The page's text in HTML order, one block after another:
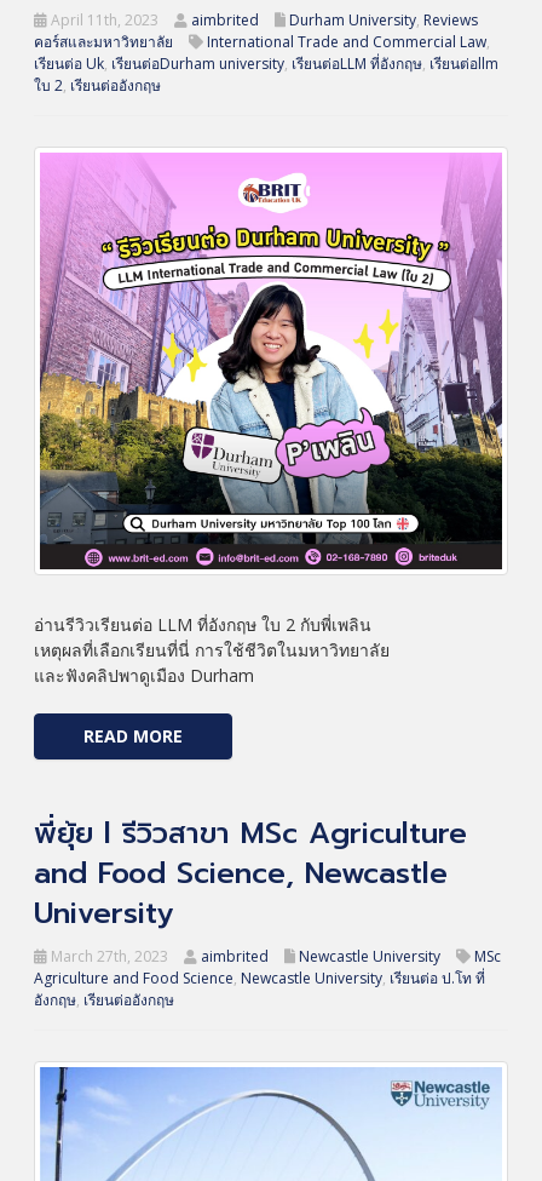
April 11th, 2023 aimbrited Durham University, Reviews
คอร์สและมหาวิทยาลัย
International Trade and Commercial Law,
เรียนต่อ Uk, เรียนต่อDurham university, เรียนต่อLLM ที่อังกฤษ, เรียนต่อllm
ใบ 2, เรียนต่ออังกฤษ
อ่านรีวิวเรียนต่อ LLM ที่อังกฤษ ใบ 2 กับพี่เพลิน
เหตุผลที่เลือกเรียนที่นี่ การใช้ชีวิตในมหาวิทยาลัย
และฟังคลิปพาดูเมือง Durham
READ MORE
พี่ยุ้ย l รีวิวสาขา MSc Agriculture
and Food Science, Newcastle
University
March 27th, 2023 aimbrited Newcastle University
MSc
Agriculture and Food Science, Newcastle University, เรียนต่อ ป.โท ที่
อังกฤษ, เรียนต่ออังกฤษ